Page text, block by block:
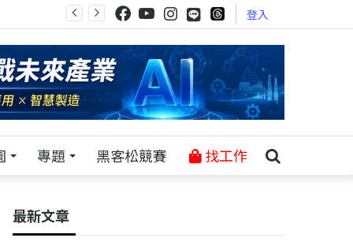
登入
專題 黑客松競賽 找工作
最新文章